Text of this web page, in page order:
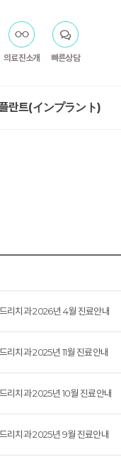
의료진소개 빠른상담
란트(インプラント)
리치과 2026년 4월 진료안내
리치과 2025년 11월 진료안내
리치과 2025년 10월 진료안내
리치과 2025년 9월 진료안내